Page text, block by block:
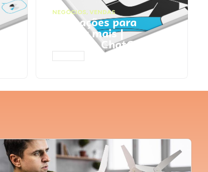
NEGÓCIOS, VENDAS
Faça ações para
vender mais |
Prompts ChatGPT